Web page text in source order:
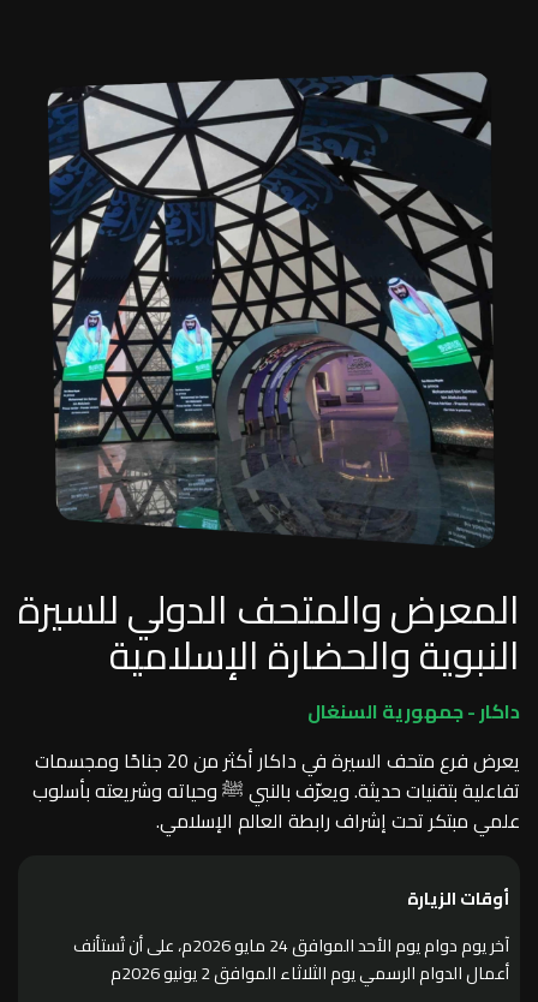
المعرض والمتحف الدولي للسيرة
النبوية والحضارة الإسلامية
داكار - جمهورية السنغال
يعرض فرع متحف السيرة في داكار أكثر من 20 جناحًا ومجسمات
تفاعلية بتقنيات حديثة. ويعرّف بالنبي ﷺ وحياته وشريعته بأسلوب
علمي مبتكر تحت إشراف رابطة العالم الإسلامي.
أوقات الزيارة
آخر يوم دوام يوم الأحد الموافق 24 مايو 2026م، على أن تُستأنف
أعمال الدوام الرسمي يوم الثلاثاء الموافق 2 يونيو 2026م